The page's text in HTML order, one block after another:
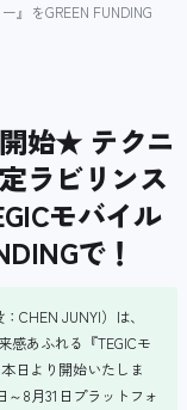
』をGREEN FUNDING
始★ テクニ
ラビリンス
モバイル
で！
CHEN JUNYI）は、
感あふれる『TEGICモ
日より開始いたしま
8月31日プラットフォ